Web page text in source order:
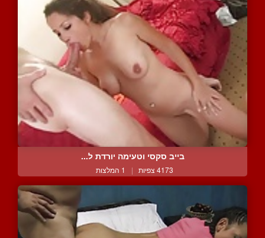
בייב סקסי וטעימה יורדת ל...
4173 צפיות | 1 המלצות